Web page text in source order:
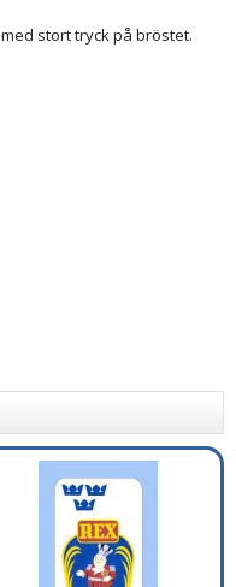
stort tryck på bröstet.